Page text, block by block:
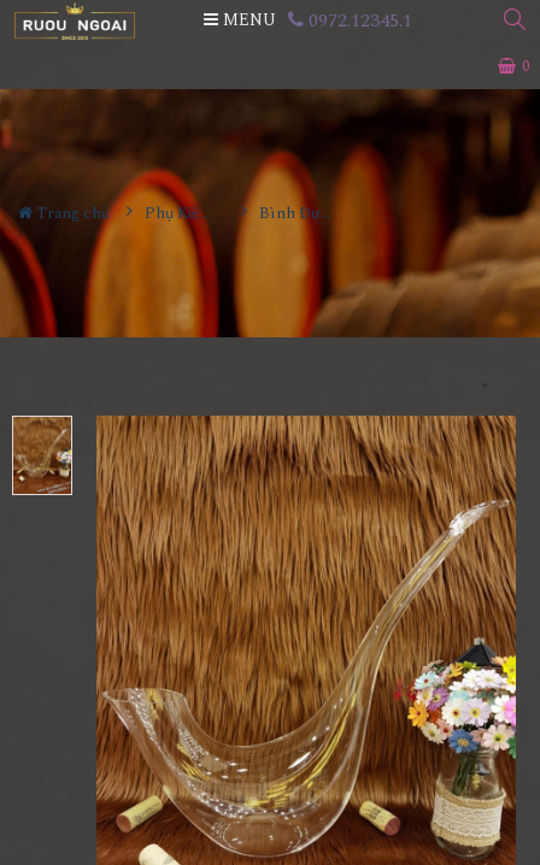
0
MENU 0972.12345.1
Trang chủ Phụ Kiện Rượu Bình Đựng Rượu Vang - Decanter Dáng Đẹp M11